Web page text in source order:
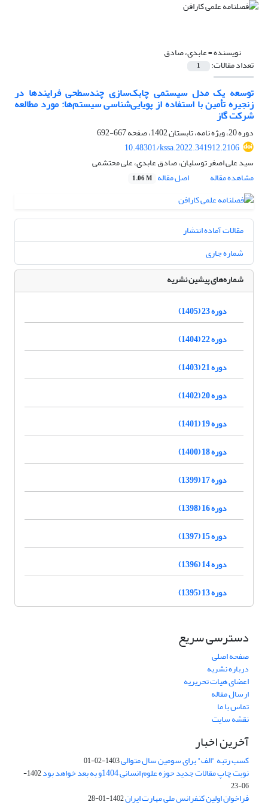
نویسنده =عابدی، صادق
تعداد مقالات: 1
توسعه یک مدل سیستمی چابک‌سازی چندسطحی فرایندها در
زنجیره تأمین با استفاده از پویایی‌شناسی سیستم‌ها: مورد مطالعه
شرکت گاز
دوره 20، ویژه نامه، تابستان 1402، صفحه
667-692
10.48301/kssa.2022.341912.2106
سید علی‌ اصغر توسلیان، صادق عابدی، علی محتشمی
مشاهده مقاله
اصل مقاله 1.06 M
مقالات آماده انتشار
شماره جاری
شماره‌های پیشین نشریه
دوره 23 (1405)
دوره 22 (1404)
دوره 21 (1403)
دوره 20 (1402)
دوره 19 (1401)
دوره 18 (1400)
دوره 17 (1399)
دوره 16 (1398)
دوره 15 (1397)
دوره 14 (1396)
دوره 13 (1395)
دسترسی سریع
صفحه اصلی
درباره نشریه
اعضای هیات تحریریه
ارسال مقاله
تماس با ما
نقشه سایت
آخرین اخبار
کسب رتبه "الف" برای سومین سال متوالی1403-02-01
نوبت چاپ مقالات جدید حوزه علوم انسانی 1404و به بعد خواهد بود
1402-
06-23
فراخوان اولین کنفرانس ملی مهارت ایران1402-01-28